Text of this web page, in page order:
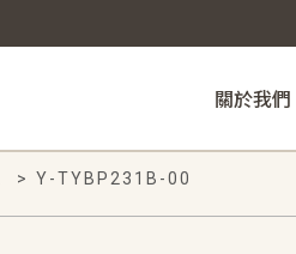
關於我們
> Y-TYBP231B-00